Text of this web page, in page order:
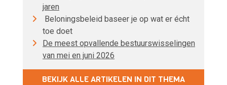
jaren
Beloningsbeleid baseer je op wat er écht
toe doet
De meest opvallende bestuurswisselingen
van mei en juni 2026
BEKIJK ALLE ARTIKELEN IN DIT THEMA